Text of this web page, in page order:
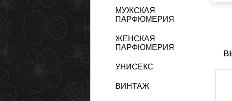
МУЖСКАЯ
ПАРФЮМЕРИЯ
ЖЕНСКАЯ
ПАРФЮМЕРИЯ
УНИСЕКС
ВИНТАЖ